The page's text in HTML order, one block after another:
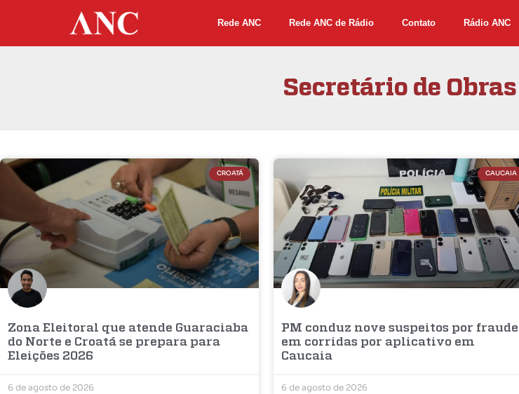
Rede ANC Rede ANC de Rádio Contato Rádio ANC
Secretário de Obras
CROATÁ
Zona Eleitoral que atende Guaraciaba
do Norte e Croatá se prepara para
Eleições 2026
6 de agosto de 2026
CAUCAIA
PM conduz nove suspeitos por fraude
em corridas por aplicativo em
Caucaia
6 de agosto de 2026